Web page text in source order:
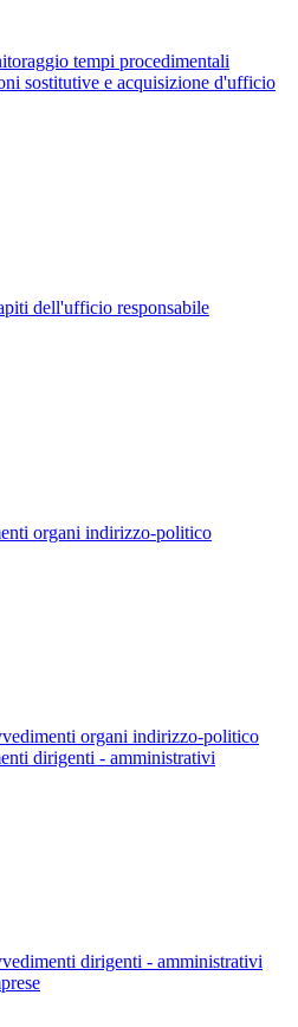
tempi procedimentali
sostitutive e acquisizione d'ufficio
dell'ufficio responsabile
organi indirizzo-politico
organi indirizzo-politico
dirigenti - amministrativi
dirigenti - amministrativi